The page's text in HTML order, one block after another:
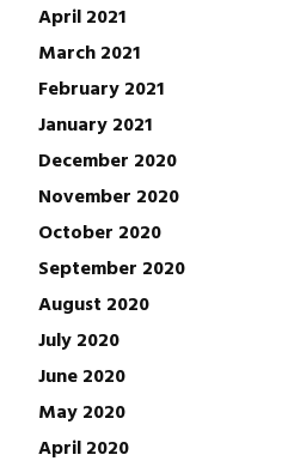
April 2021
March 2021
February 2021
January 2021
December 2020
November 2020
October 2020
September 2020
August 2020
July 2020
June 2020
May 2020
April 2020